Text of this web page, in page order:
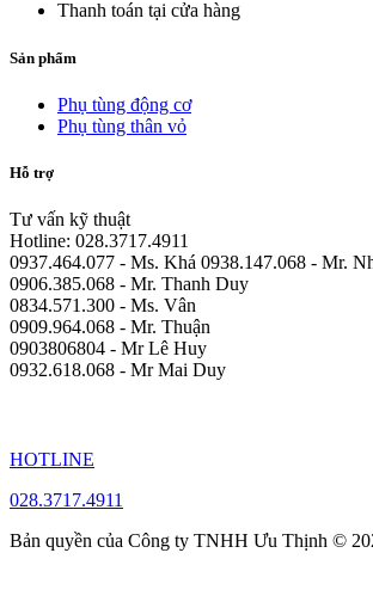
Thanh toán tại cửa hàng
Sản phẩm
Phụ tùng động cơ
Phụ tùng thân vỏ
Hỗ trợ
Tư vấn kỹ thuật
Hotline: 028.3717.4911
0937.464.077 - Ms. Khá 0938.147.068 - Mr.
0906.385.068 - Mr. Thanh Duy
0834.571.300 - Ms. Vân
0909.964.068 - Mr. Thuận
0903806804 - Mr Lê Huy
0932.618.068 - Mr Mai Duy
HOTLINE
028.3717.4911
Bản quyền của Công ty TNHH Ưu Thịnh ©